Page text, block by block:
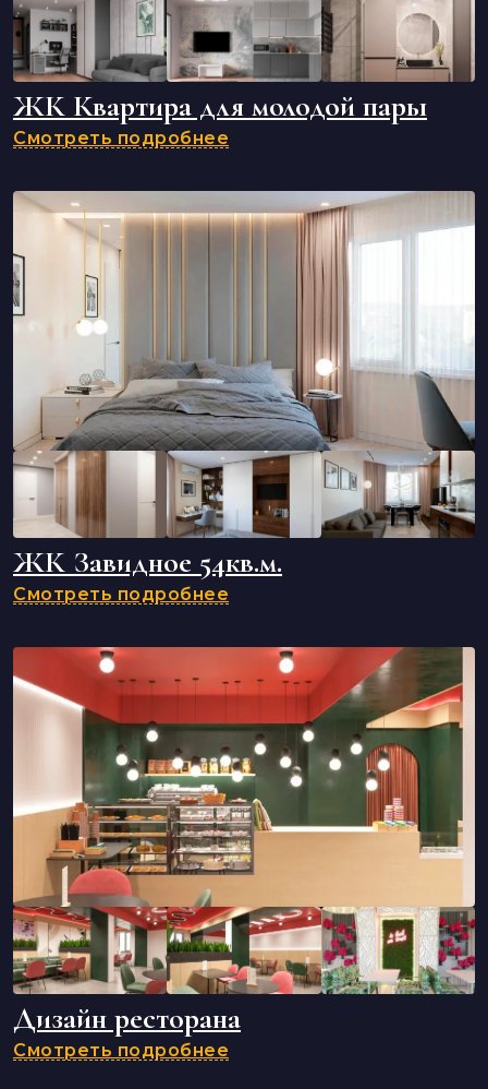
ЖК Квартира для молодой пары
Смотреть подробнее
ЖК Завидное 54кв.м.
Смотреть подробнее
Дизайн ресторана
Смотреть подробнее